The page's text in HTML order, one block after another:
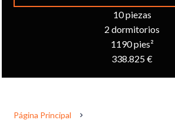
10 piezas
2 dormitorios
1190 pies²
338.825 €
Página Principal